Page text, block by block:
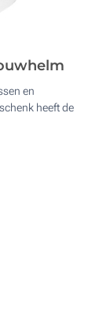
en
heeft de